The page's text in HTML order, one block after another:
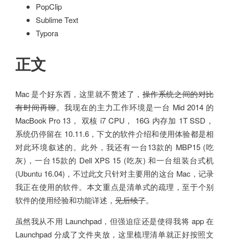
PopClip
Sublime Text
Typora
正文
Mac 是个好东西，这里就不赘述了，操作系统之间的对比
有时间再聊。我现在的主力工作环境是一台 Mid 2014 的
MacBook Pro 13， 双核 i7 CPU， 16G 内存加 1T SSD，
系统仍停留在 10.11.6，下文的软件介绍和使用体验都是相
对此环境叙述的。此外，我还有一台13款的 MBP15 (吃
灰)，一台15款的 Dell XPS 15 (吃灰) 和一台组装台式机
(Ubuntu 16.04)，不过此文只针对主要用的这台 Mac，记录
我正在使用的软件。本文重点是清单式的疏理，至于个别
软件的使用经验和功能详述，见后续了。
虽然我从不用 Launchpad，但强迫症还是使得我将 app 在
Launchpad 分成了文件夹放，这里梳理清单就正好按照文